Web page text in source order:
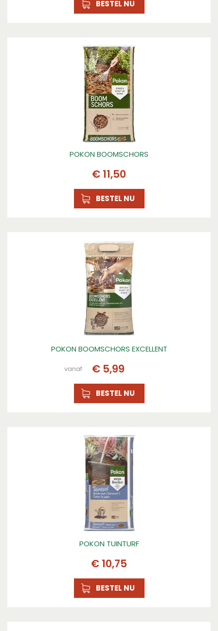
Plant in pot, Kamerplantne, Plant in pot,
Drainage, Drainage
BESTEL NU
POKON BOOMSCHORS
€ 11,50
BESTEL NU
POKON BOOMSCHORS EXCELLENT
vanaf € 5,99
BESTEL NU
POKON TUINTURF
€ 10,75
BESTEL NU